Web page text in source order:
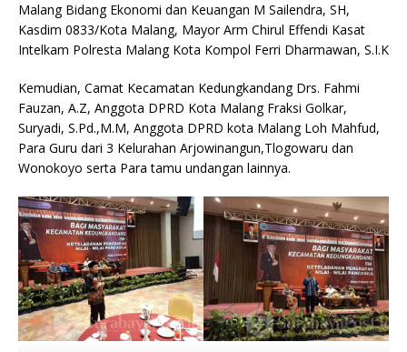
Malang Bidang Ekonomi dan Keuangan M Sailendra, SH,
Kasdim 0833/Kota Malang, Mayor Arm Chirul Effendi Kasat
Intelkam Polresta Malang Kota Kompol Ferri Dharmawan, S.I.K
Kemudian, Camat Kecamatan Kedungkandang Drs. Fahmi
Fauzan, A.Z, Anggota DPRD Kota Malang Fraksi Golkar,
Suryadi, S.Pd.,M.M, Anggota DPRD kota Malang Loh Mahfud,
Para Guru dari 3 Kelurahan Arjowinangun,Tlogowaru dan
Wonokoyo serta Para tamu undangan lainnya.